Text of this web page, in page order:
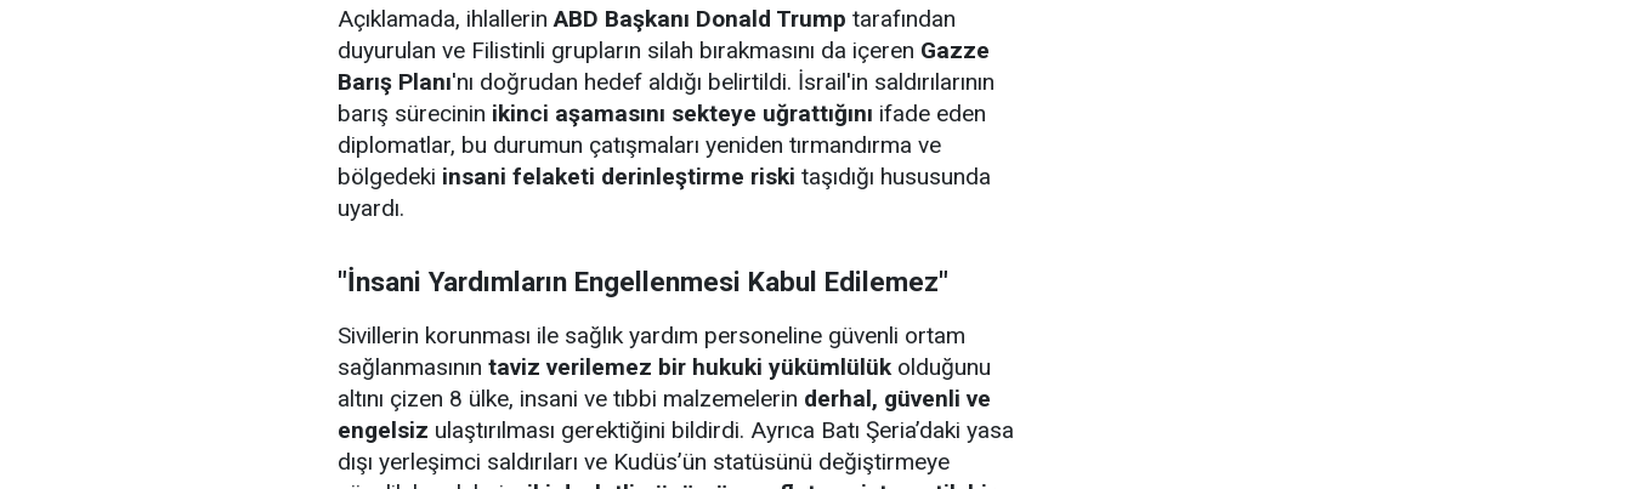
Açıklamada, ihlallerinABD Başkanı Donald Trump tarafından
duyurulan ve Filistinli grupların silah bırakmasını da içeren Gazze
Barış Planı'nı doğrudan hedef aldığı belirtildi. İsrail'in saldırılarının
barış sürecinin ikinci aşamasını sekteye uğrattığını ifade eden
diplomatlar, bu durumun çatışmaları yeniden tırmandırma ve
bölgedeki insani felaketi derinleştirme riski taşıdığı hususunda
uyardı.
"İnsani Yardımların Engellenmesi Kabul Edilemez"
Sivillerin korunması ile sağlık yardım personeline güvenli ortam
sağlanmasının taviz verilemez bir hukuki yükümlülükolduğunu
altını çizen 8 ülke, insani ve tıbbi malzemelerin derhal, güvenli ve
engelsiz ulaştırılması gerektiğini bildirdi. Ayrıca Batı Şeria’daki yasa
dışı yerleşimci saldırıları ve Kudüs’ün statüsünü değiştirmeye